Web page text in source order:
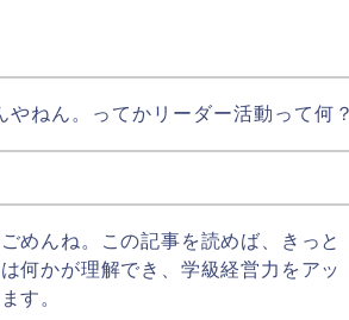
やねん。ってかリーダー活動って何？
めんね。この記事を読めば、きっと
何かが理解でき、学級経営力をアッ
す。